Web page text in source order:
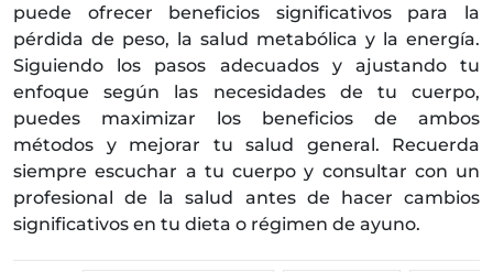
puede ofrecer beneficios significativos para la
pérdida de peso, la salud metabólica y la energía.
Siguiendo los pasos adecuados y ajustando tu
enfoque según las necesidades de tu cuerpo,
puedes maximizar los beneficios de ambos
métodos y mejorar tu salud general. Recuerda
siempre escuchar a tu cuerpo y consultar con un
profesional de la salud antes de hacer cambios
significativos en tu dieta o régimen de ayuno.